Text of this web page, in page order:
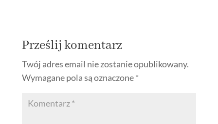
Prześlij komentarz
Twój adres email nie zostanie opublikowany.
Wymagane pola są oznaczone*